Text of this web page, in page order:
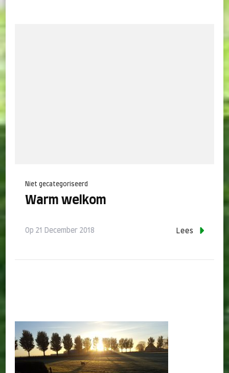
Niet gecategoriseerd
Warm welkom
Op 21 December 2018 Lees